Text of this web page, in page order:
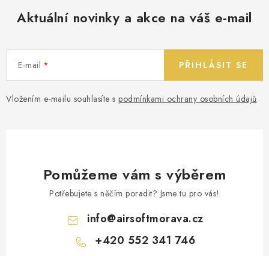
Aktuální novinky a akce na váš e-mail
E-mail
Vložením e-mailu souhlasíte s podmínkami ochrany osobních údajů
PŘIHLÁSIT SE
Pomůžeme vám s výběrem
Potřebujete s něčím poradit? Jsme tu pro vás!
info@airsoftmorava.cz
+420 552 341 746